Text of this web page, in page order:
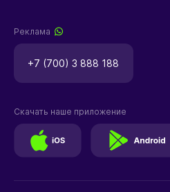
Реклама
+7 (700) 3 888 188
Скачать наше приложение